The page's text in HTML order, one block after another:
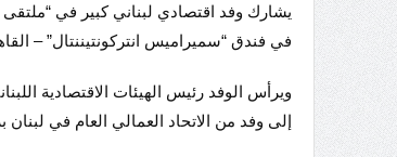
في فندق “سميراميس انتركونتيننتال” –
ويرأس الوفد رئيس الهيئات الاقتصادية
إلى وفد من الاتحاد العمالي العام في لبنان